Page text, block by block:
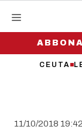
contenuto
CEUTA
11/10/2018 19:42